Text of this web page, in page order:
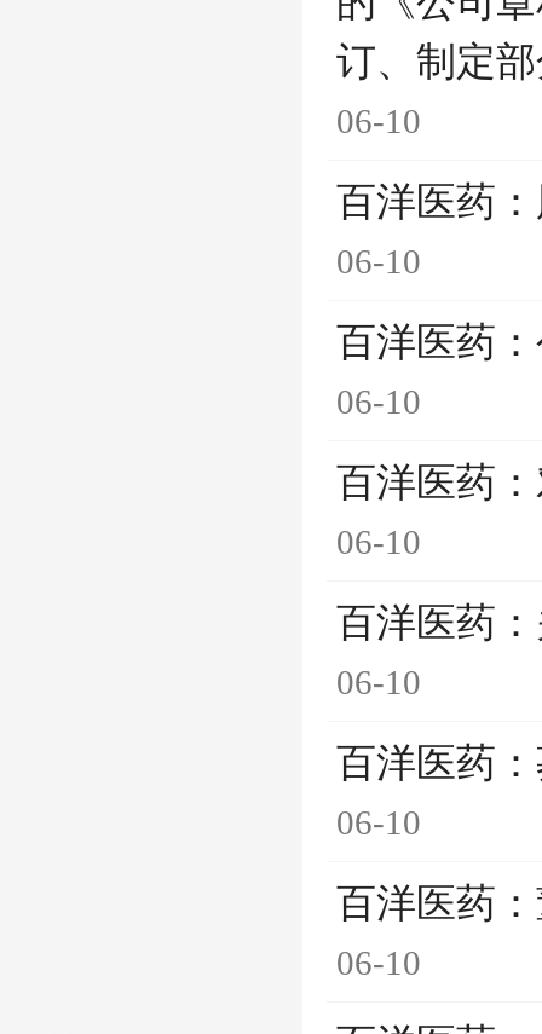
订、制定
06-10
百洋医药
06-10
百洋医药
06-10
百洋医药
06-10
百洋医药
06-10
百洋医药
06-10
百洋医药
06-10